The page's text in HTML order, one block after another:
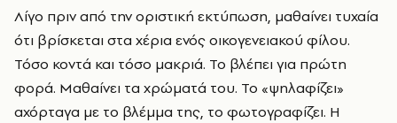
Λίγο πριν από την οριστική εκτύπωση, μαθαίνει τυχαία
ότι βρίσκεται στα χέρια ενός οικογενειακού φίλου.
Τόσο κοντά και τόσο μακριά. Το βλέπει για πρώτη
φορά. Μαθαίνει τα χρώματά του. Το «ψηλαφίζει»
αχόρταγα με το βλέμμα της, το φωτογραφίζει. Η